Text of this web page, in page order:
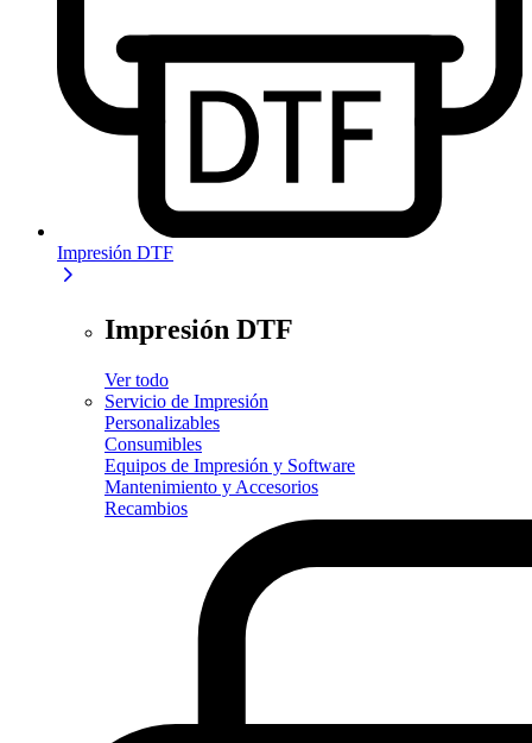
Impresión DTF
Impresión DTF
Ver todo
Servicio de Impresión
Personalizables
Consumibles
Equipos de Impresión y Software
Mantenimiento y Accesorios
Recambios